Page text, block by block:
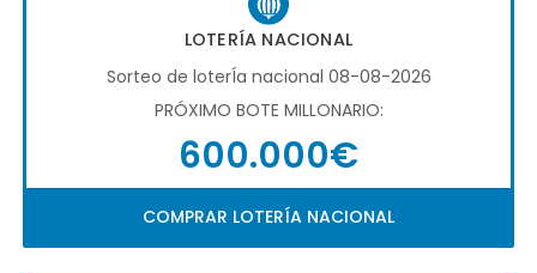
LOTERÍA NACIONAL
Sorteo de loterÍa nacional 08-08-2026
PRÓXIMO BOTE MILLONARIO:
600.000€
COMPRAR LOTERÍA NACIONAL